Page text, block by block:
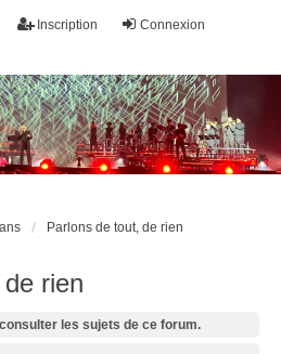
Connexion
Inscription
Parlons de tout, de rien
rien
les sujets de ce forum.